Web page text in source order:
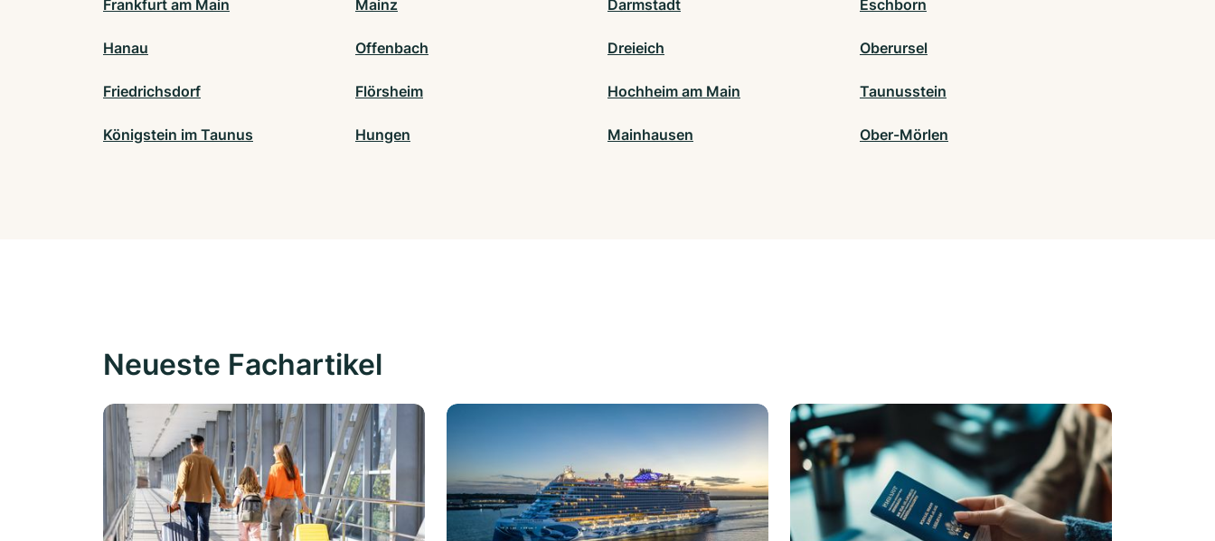
Frankfurt am Main Mainz Darmstadt Eschborn
Hanau Offenbach Dreieich Oberursel
Friedrichsdorf Flörsheim Hochheim am Main Taunusstein
Königstein im Taunus Hungen Mainhausen Ober-Mörlen
Neueste Fachartikel